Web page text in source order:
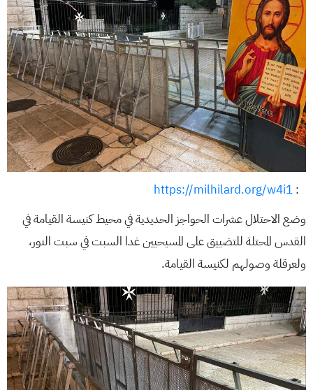
:
https://milhilard.org/w4i1
وضع الاحتلال عشرات الحواجز الحديدية في محيط كنيسة القيامة في
القدس المحتلة للتضييق على المسيحيين غدا السبت في سبت النور،
ولعرقلة وصولهم لكنيسة القيامة.